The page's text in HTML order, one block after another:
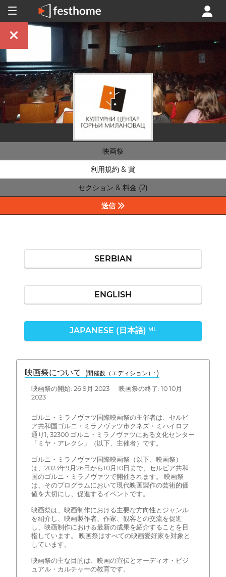
映画祭
利用規約 & 賞
セクション & 料金 (2)
送信
SERBIAN
ENGLISH
JAPANESE (日本語) ML
映画祭について (開催数（エディション）: )
映画祭の開始: 26 9月 2023 映画祭の終了: 10 10月
2023
ゴルニ・ミラノヴァツ国際映画祭の主催者は、セルビ
ア共和国ゴルニ・ミラノヴァツ市クネズ・ミハイロフ
通り1, 32300 ゴルニ・ミラノヴァツにある文化センター
「ミヤ・アレクシ」（以下、主催者）です。
ゴルニ・ミラノヴァツ国際映画祭（以下、映画祭）
は、2023年9月26日から10月10日まで、セルビア共和
国のゴルニ・ミラノヴァツで開催されます。 映画祭
は、そのプログラムにおいて現代映画製作の芸術的価
値を大切にし、促進するイベントです。
映画祭は、映画制作における主要な方向性とジャンル
を紹介し、映画製作者、作家、観客との交流を促進
し、映画制作における最新の成果を紹介することを目
指しています。 映画祭はすべての映画愛好家を対象と
しています。
映画祭の主な目的は、映画の宣伝とオーディオ・ビジ
ュアル・カルチャーの教育です。